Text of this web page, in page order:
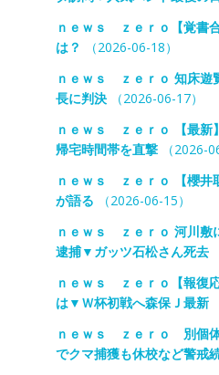
ｎｅｗｓ ｚｅｒｏ【覚書
は？
（2026-06-18）
ｎｅｗｓ ｚｅｒｏ 知床遊
長に判決（2026-06-17）
ｎｅｗｓ ｚｅｒｏ 【最新
帰宅時間帯を直撃（2026-
ｎｅｗｓ ｚｅｒｏ 【櫻井
が語る （2026-06-15）
ｎｅｗｓ ｚｅｒｏ 河川敷
逮捕▼ガッツ石松さん死去
ｎｅｗｓ ｚｅｒｏ【報復
は▼Ｗ杯初戦へ森保Ｊ最新
ｎｅｗｓ ｚｅｒｏ 別個
でクマ捕獲も休校など警戒